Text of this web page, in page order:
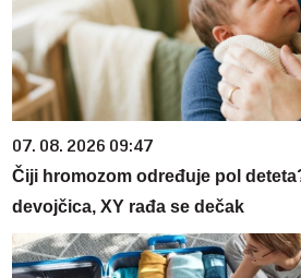
07. 08. 2026 09:47
Čiji hromozom određuje pol
devojčica, XY rađa se dečak